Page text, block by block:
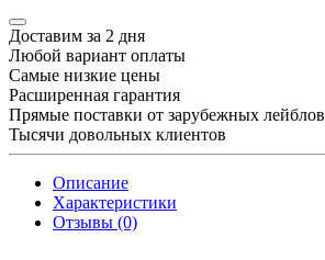
Доставим за 2 дня
Любой вариант оплаты
Самые низкие цены
Расширенная гарантия
Прямые поставки от зарубежных лейблов
Тысячи довольных клиентов
Описание
Характеристики
Отзывы (0)